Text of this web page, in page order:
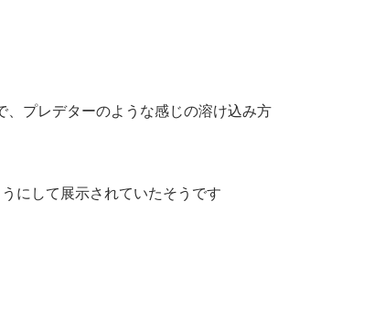
、プレデターのような感じの溶け込み方
にして展示されていたそうです